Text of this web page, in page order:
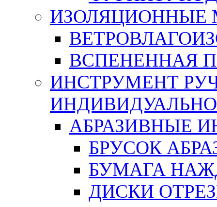
ИЗОЛЯЦИОННЫЕ
ВСПЕНЕННАЯ
ИНСТРУМЕНТ
АБРАЗИВНЫЕ
БРУСОК
БУМАГА
ДИСКИ